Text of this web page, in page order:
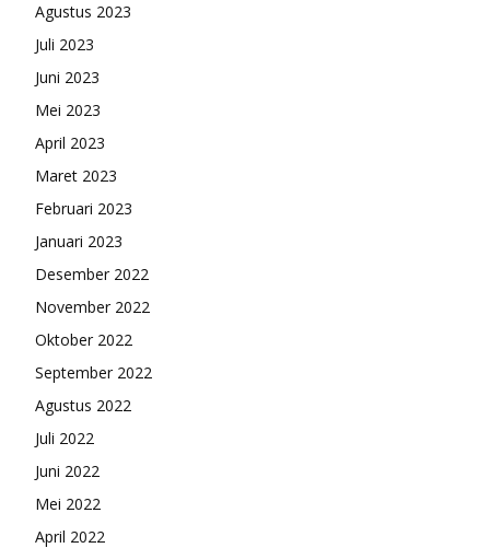
Agustus 2023
Juli 2023
Juni 2023
Mei 2023
April 2023
Maret 2023
Februari 2023
Januari 2023
Desember 2022
November 2022
Oktober 2022
September 2022
Agustus 2022
Juli 2022
Juni 2022
Mei 2022
April 2022